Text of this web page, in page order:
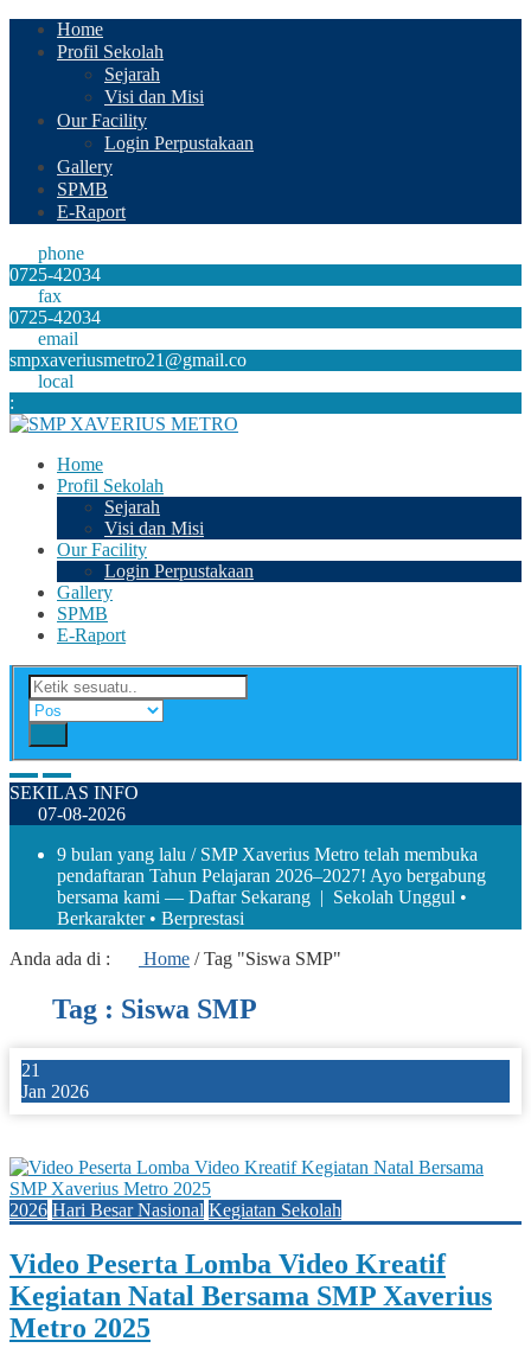
Home
Profil Sekolah
Sejarah
Visi dan Misi
Our Facility
Login Perpustakaan
Gallery
SPMB
E-Raport
phone
0725-42034
fax
0725-42034
email
smpxaveriusmetro21@gmail.co
local
:
Home
Profil Sekolah
Sejarah
Visi dan Misi
Our Facility
Login Perpustakaan
Gallery
SPMB
E-Raport
SEKILAS INFO
07-08-2026
9 bulan yang lalu / SMP Xaverius Metro telah membuka
pendaftaran Tahun Pelajaran 2026–2027! Ayo bergabung
bersama kami — Daftar Sekarang | Sekolah Unggul •
Berkarakter • Berprestasi
Anda ada di :
Home /Tag "Siswa SMP"
Tag : Siswa SMP
21
Jan 2026
2026 Hari Besar Nasional Kegiatan Sekolah
Video Peserta Lomba Video Kreatif
Kegiatan Natal Bersama SMP Xaverius
Metro 2025